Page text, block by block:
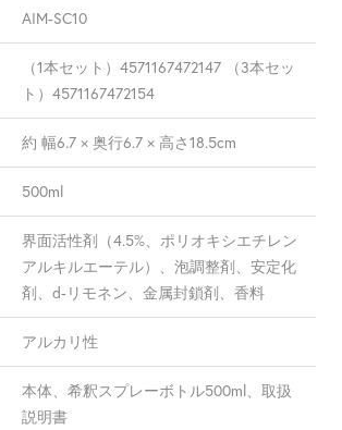
AIM-SC10
（1本セット）4571167472147 （3本セッ
ト）4571167472154
約 幅6.7 × 奥行6.7 × 高さ18.5cm
500ml
界面活性剤（4.5%、ポリオキシエチレン
アルキルエーテル）、泡調整剤、安定化
剤、d-リモネン、金属封鎖剤、香料
アルカリ性
本体、希釈スプレーボトル500ml、取扱
説明書